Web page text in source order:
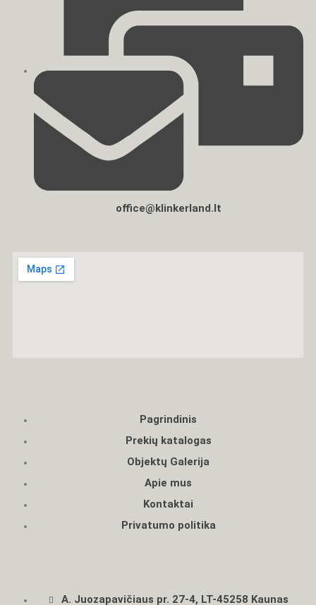
office@klinkerland.lt
Pagrindinis
Prekių katalogas
Objektų Galerija
Apie mus
Kontaktai
Privatumo politika
A. Juozapavičiaus pr. 27-4, LT-45258 Kaunas